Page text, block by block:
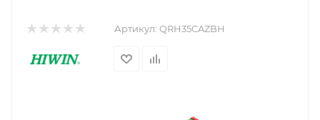
Артикул: QRH35CAZBH